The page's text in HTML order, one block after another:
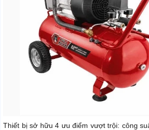
Thiết bị sở hữu 4 ưu điểm vượt trội: công